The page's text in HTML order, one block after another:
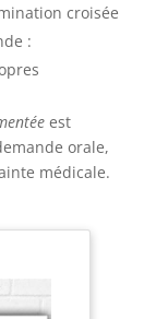
croisée
:
est
orale,
médicale.